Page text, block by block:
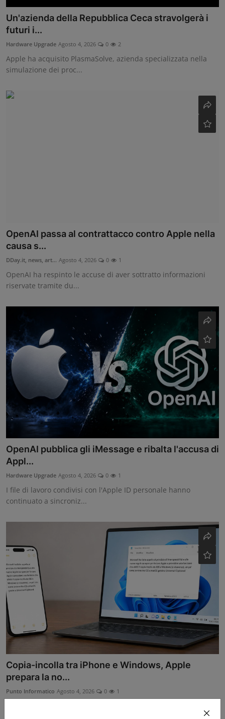
Un'azienda della Repubblica Ceca stravolgerà i
futuri i...
Hardware Upgrade Agosto 4, 2026 0 2
Apple ha acquisito PlasmaSolve, azienda specializzata nella
simulazione dei proc...
OpenAI passa al contrattacco contro Apple nella
causa s...
DDay.it, news, art... Agosto 4, 2026 0 1
OpenAI ha respinto le accuse di aver sottratto informazioni
riservate tramite du...
OpenAI pubblica gli iMessage e ribalta l'accusa di
Appl...
Hardware Upgrade Agosto 4, 2026 0 1
I file di lavoro condivisi con l'Apple ID personale hanno
continuato a sincroniz...
Copia-incolla tra iPhone e Windows, Apple
prepara la no...
Punto Informatico Agosto 4, 2026 0 1